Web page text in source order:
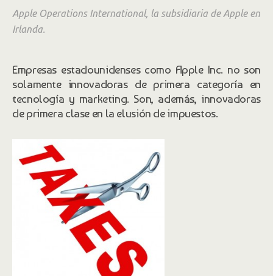
La CE no acusa a Apple de quebrantar las
leyes tributarias de Irlanda. Ese el meollo
Apple Operations International, la subsidiaria de Apple en
Irlanda.
Empresas estadounidenses como AppleInc. no son
solamente innovadoras de primera categoría en
tecnología y marketing. Son, además, innovadoras
de primera clase en la elusión de impuestos.